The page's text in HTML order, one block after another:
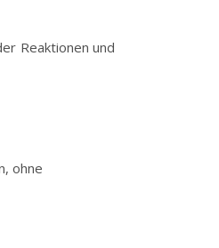
Reaktionen und
ohne